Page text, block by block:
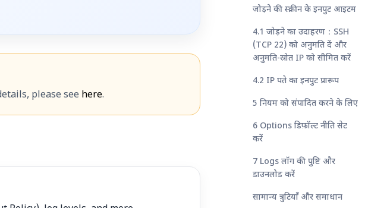
please see here.
जोड़ने की स्क्रीन के इनपुट आइटम
4.1 जोड़ने का उदाहरण：SSH
(TCP 22) को अनुमति दें और
अनुमति-स्रोत IP को सीमित करें
4.2 IP पते का इनपुट प्रारूप
5 नियम को संपादित करने के लिए
6 Options डिफ़ॉल्ट नीति सेट
करें
7 Logs लॉग की पुष्टि और
डाउनलोड करें
सामान्य त्रुटियाँ और समाधान